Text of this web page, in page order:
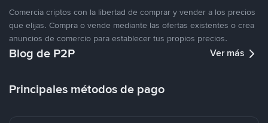
Comercia criptos con la libertad de comprar y vender a los precios
que elijas. Compra o vende mediante las ofertas existentes o crea
anuncios de comercio para establecer tus propios precios.
Blog de P2P Ver más
Principales métodos de pago